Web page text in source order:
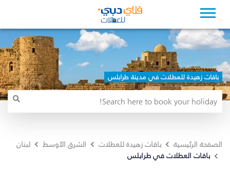
باقات زهيدة للعطلات في مدينة طرابلس
الصفحة الرئيسية باقات زهيدة للعطلات الشرق الأوسط
لبنان
باقات العطلات في طرابلس